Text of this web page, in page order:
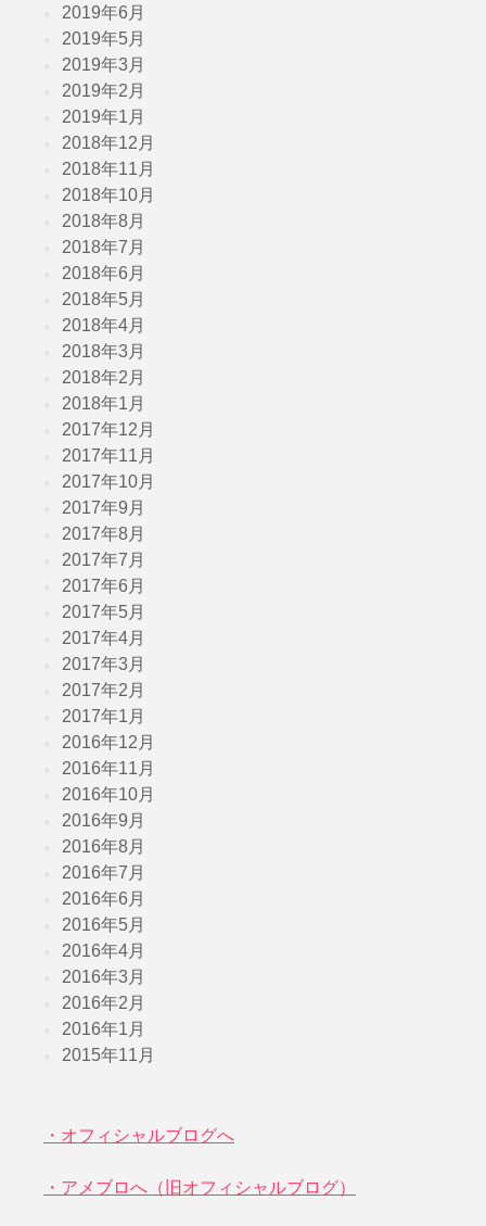
2019年6月
2019年5月
2019年3月
2019年2月
2019年1月
2018年12月
2018年11月
2018年10月
2018年8月
2018年7月
2018年6月
2018年5月
2018年4月
2018年3月
2018年2月
2018年1月
2017年12月
2017年11月
2017年10月
2017年9月
2017年8月
2017年7月
2017年6月
2017年5月
2017年4月
2017年3月
2017年2月
2017年1月
2016年12月
2016年11月
2016年10月
2016年9月
2016年8月
2016年7月
2016年6月
2016年5月
2016年4月
2016年3月
2016年2月
2016年1月
2015年11月
・オフィシャルブログへ
・アメブロへ（旧オフィシャルブログ）